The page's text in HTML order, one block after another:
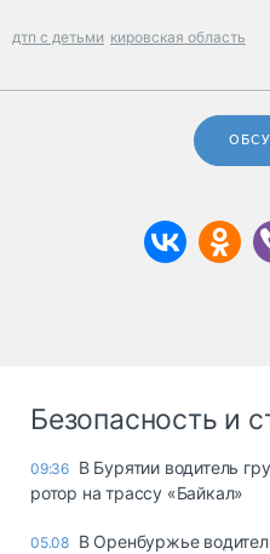
дтп с детьми кировская область
Безопасность и
09:36 В Бурятии водитель
ротор на трассу «Байкал»
05.08 В Оренбуржье